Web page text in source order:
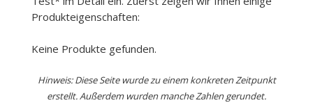
Produkteigenschaften:
Keine Produkte gefunden.
Hinweis: Diese Seite wurde zu einem konkreten Zeitpunkt
erstellt. Außerdem wurden manche Zahlen gerundet.